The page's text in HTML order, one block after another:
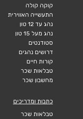
קוקה קולה
התעשייה האווירית
נהג עד 12 טון
נהג מעל 15 טון
סטודנטים
דרושים נהגים
קורות חיים
טבלאות שכר
מחשבון שכר
כתבות ומדריכים
טבלאות שכר